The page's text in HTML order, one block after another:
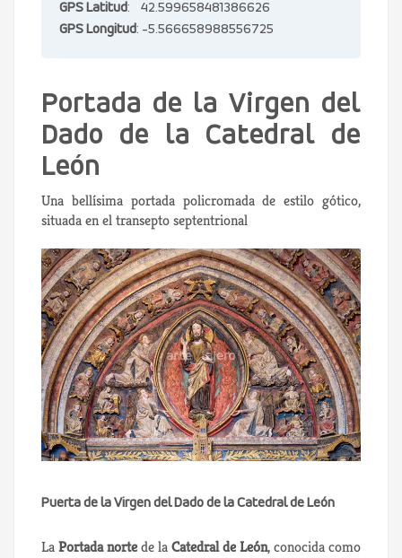
GPS Latitud: 42.599658481386626
GPS Longitud: -5.566658988556725
Portada de la Virgen del
Dado de la Catedral de
León
Una bellísima portada policromada de estilo gótico,
situada en el transepto septentrional
Puerta de la Virgen del Dado de la Catedral de León
LaPortada nortede laCatedral de León, conocida como